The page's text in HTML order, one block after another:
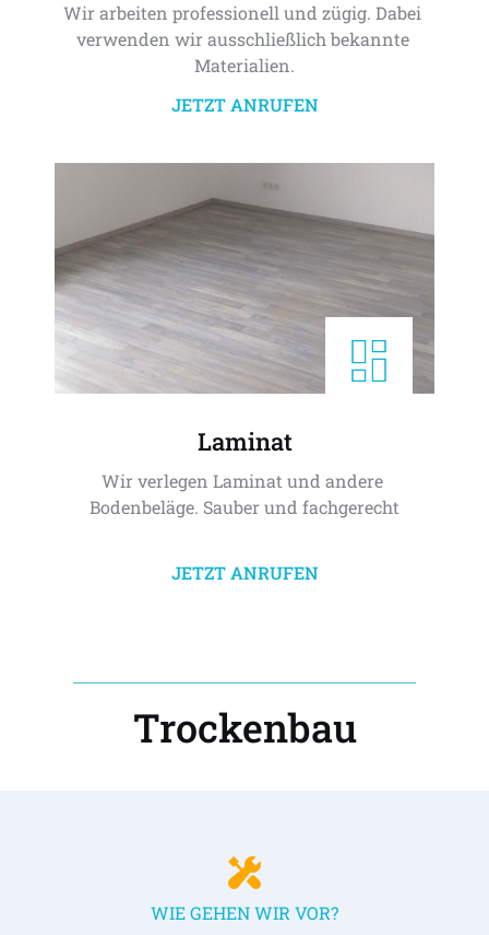
Wir arbeiten professionell und zügig. Dabei
verwenden wir ausschließlich bekannte
Materialien.
JETZT ANRUFEN
Laminat
Wir verlegen Laminat und andere
Bodenbeläge. Sauber und fachgerecht
JETZT ANRUFEN
Trockenbau
WIE GEHEN WIR VOR?